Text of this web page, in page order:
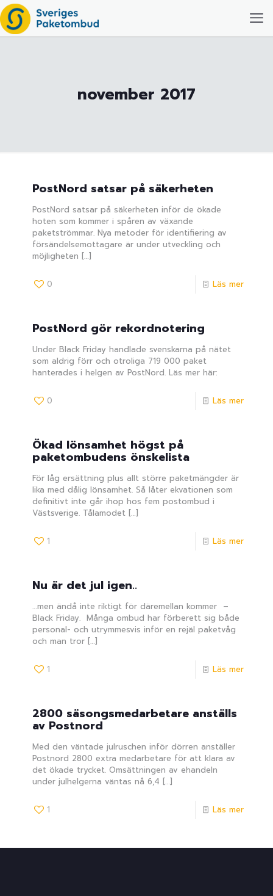
november 2017
PostNord satsar på säkerheten
PostNord satsar på säkerheten inför de ökade
hoten som kommer i spåren av växande
paketströmmar. Nya metoder för identifiering av
försändelsemottagare är under utveckling och
möjligheten […]
0 Läs mer
PostNord gör rekordnotering
Under Black Friday handlade svenskarna på nätet
som aldrig förr och otroliga 719 000 paket
hanterades i helgen av PostNord. Läs mer här:
0 Läs mer
Ökad lönsamhet högst på
paketombudens önskelista
För låg ersättning plus allt större paketmängder är
lika med dålig lönsamhet. Så låter ekvationen som
definitivt inte går ihop hos fem postombud i
Västsverige. Tålamodet […]
1 Läs mer
Nu är det jul igen..
…men ändå inte riktigt för däremellan kommer –
Black Friday. Många ombud har förberett sig både
personal- och utrymmesvis inför en rejäl paketvåg
och man tror […]
1 Läs mer
2800 säsongsmedarbetare anställs
av Postnord
Med den väntade julruschen inför dörren anställer
Postnord 2800 extra medarbetare för att klara av
det ökade trycket. Omsättningen av ehandeln
under julhelgerna väntas nå 6,4 […]
1 Läs mer